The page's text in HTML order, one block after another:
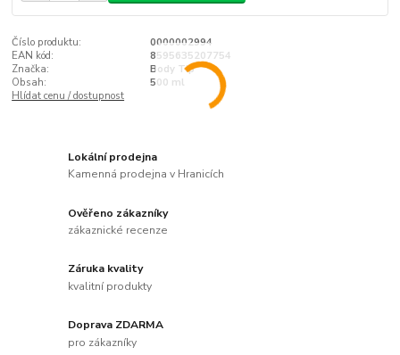
Číslo produktu:
0000002994
EAN kód:
8595635207754
Značka:
Body Tip
Obsah:
500 ml
Hlídat cenu / dostupnost
Lokální prodejna
Kamenná prodejna v Hranicích
Ověřeno zákazníky
zákaznické recenze
Záruka kvality
kvalitní produkty
Doprava ZDARMA
pro zákazníky